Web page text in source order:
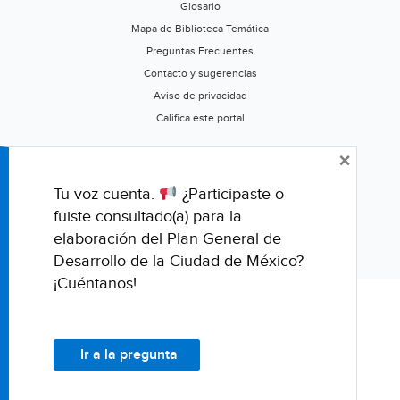
Glosario
Mapa de Biblioteca Temática
Preguntas Frecuentes
Contacto y sugerencias
Aviso de privacidad
Califica este portal
Tu voz cuenta.
¿Participaste o
fuiste consultado(a) para la
elaboración del Plan General de
Desarrollo de la Ciudad de México?
¡Cuéntanos!
Ir a la pregunta
×